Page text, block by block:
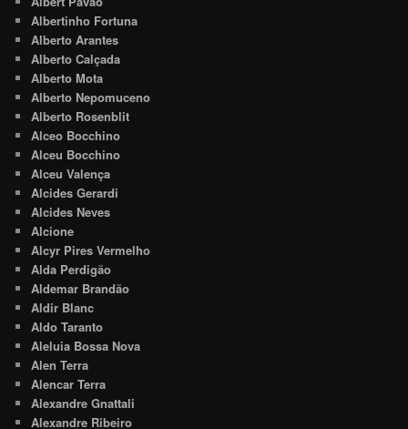
Albertinho Fortuna
Alberto Arantes
Alberto Calçada
Alberto Mota
Alberto Nepomuceno
Alberto Rosenblit
Alceo Bocchino
Alceu Bocchino
Alceu Valença
Alcides Gerardi
Alcides Neves
Alcione
Alcyr Pires Vermelho
Alda Perdigão
Aldemar Brandão
Aldir Blanc
Aldo Taranto
Aleluia Bossa Nova
Alen Terra
Alencar Terra
Alexandre Gnattali
Alexandre Ribeiro